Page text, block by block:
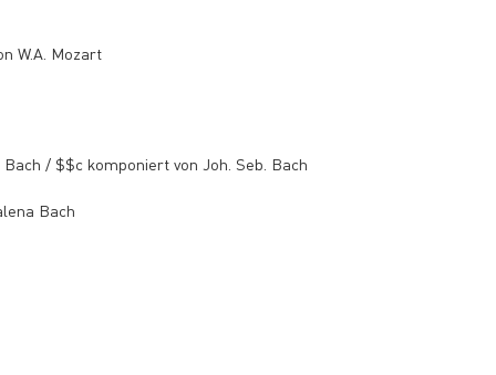
W.A. Mozart
/ $$c komponiert von Joh. Seb. Bach
Bach